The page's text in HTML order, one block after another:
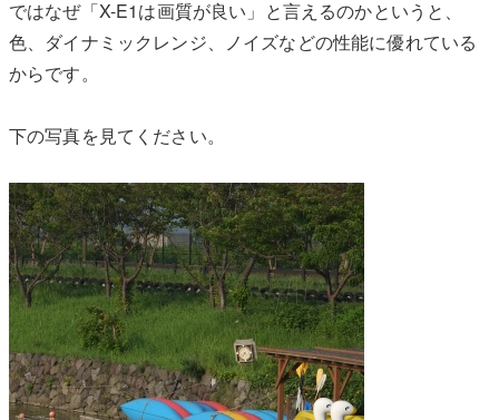
ではなぜ「X-E1は画質が良い」と言えるのかというと、
色、ダイナミックレンジ、ノイズなどの性能に優れている
からです。
下の写真を見てください。